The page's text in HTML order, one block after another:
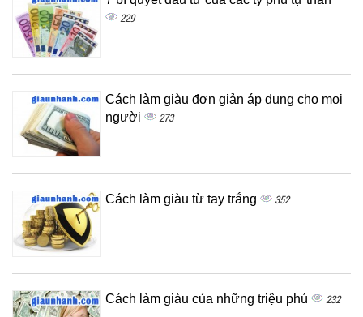
229
Cách làm giàu đơn giản áp dụng cho mọi
người
273
Cách làm giàu từ tay trắng 352
Cách làm giàu của những triệu phú 232